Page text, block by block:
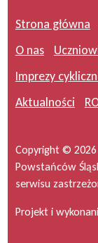
Strona główna
O nas
Imprezy
Aktualności
Copyright © 2026
Powstańców
serwisu
Projekt i